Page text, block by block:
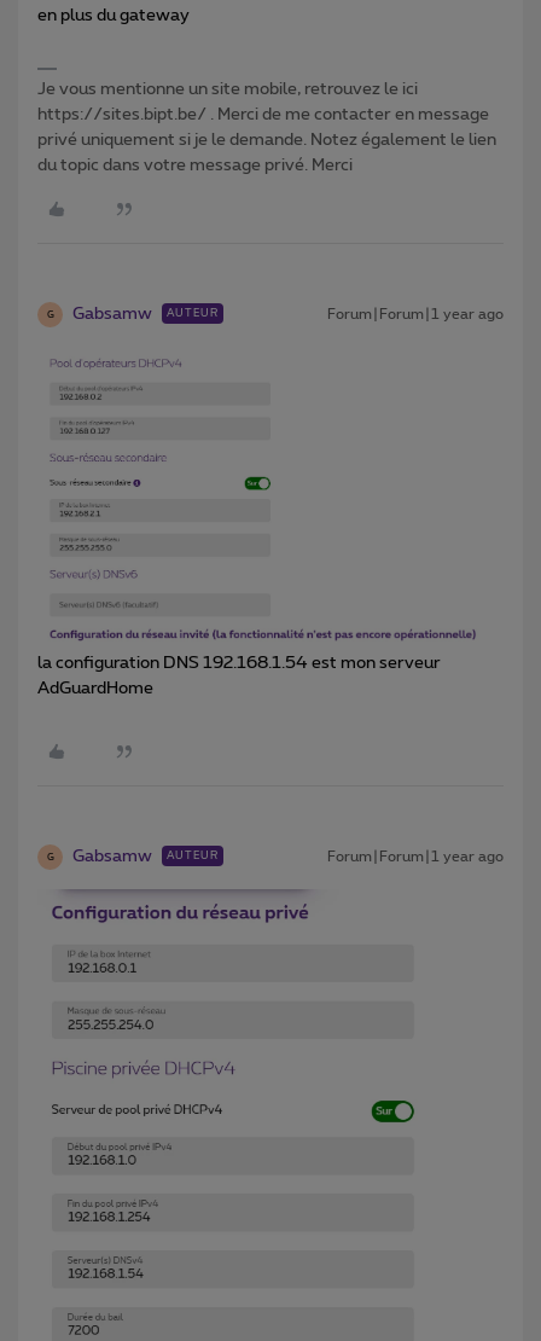
en plus du gateway
Je vous mentionne un site mobile, retrouvez le ici
https://sites.bipt.be/ . Merci de me contacter en message
privé uniquement si je le demande. Notez également le lien
du topic dans votre message privé. Merci
G Gabsamw AUTEUR Forum|Forum|1 year ago
la configuration DNS 192.168.1.54 est mon serveur
AdGuardHome
G Gabsamw AUTEUR Forum|Forum|1 year ago